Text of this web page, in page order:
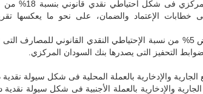
خطابات الإعتماد والضمان، على نحو ما يعكسها
استمرار بنك السودان المركزي فى منح حافز يتمثل فى تخفيض 5% من نسبة الإحتياطي
من جملة الودائع الجارية والإدخارية بالعملة الأجنبية فى شكل